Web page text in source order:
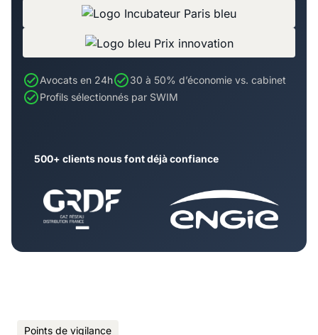
Avocats en 24h
30 à 50% d’économie vs. cabinet
Profils sélectionnés par SWIM
500+ clients nous font déjà confiance
Points de vigilance